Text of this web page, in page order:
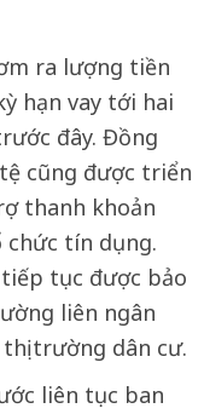
ra lượng tiền
hạn vay tới hai
đây. Đồng
cũng được triển
thanh khoản
chức tín dụng.
tục được bảo
liên ngân
trường dân cư.
liên tục ban